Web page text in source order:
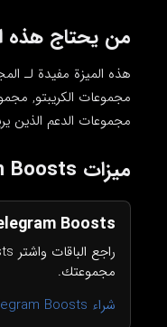
من يحتاج هذه
هذه الميزة مفيدة لـ
مجموعات الكريبتو,
مجموعات الدعم الذين
ميزات Telegram Boosts ذات صلة
Boosts
مجموعتك.
شراء Telegram Boosts لمجموعة تيليجرام